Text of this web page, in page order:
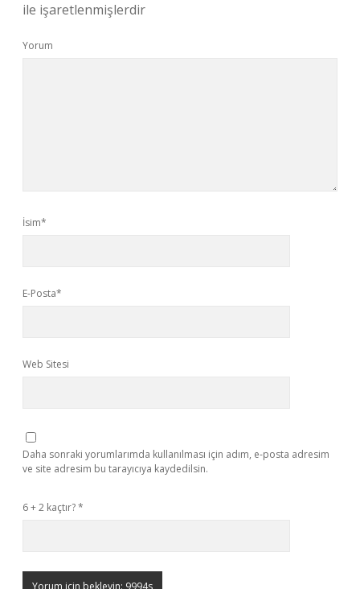
ile işaretlenmişlerdir
Yorum
İsim*
E-Posta*
Web Sitesi
Daha sonraki yorumlarımda kullanılması için adım, e-posta adresim
ve site adresim bu tarayıcıya kaydedilsin.
6 + 2 kaçtır?*